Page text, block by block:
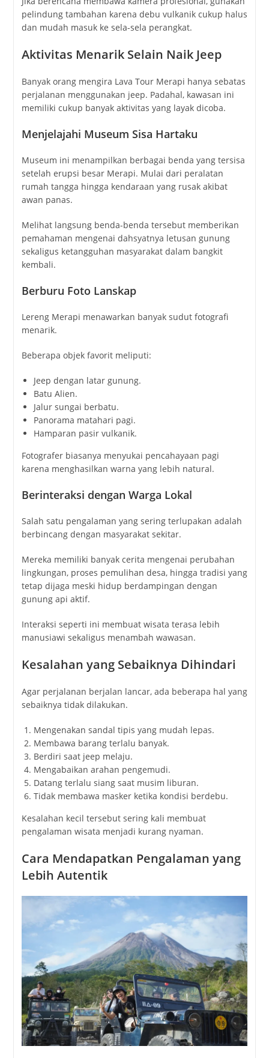
pelindung tambahan karena debu vulkanik cukup halus
dan mudah masuk ke sela-sela perangkat.
Aktivitas Menarik Selain Naik Jeep
Banyak orang mengira Lava Tour Merapi hanya sebatas
perjalanan menggunakan jeep. Padahal, kawasan ini
memiliki cukup banyak aktivitas yang layak dicoba.
Menjelajahi Museum Sisa Hartaku
Museum ini menampilkan berbagai benda yang tersisa
setelah erupsi besar Merapi. Mulai dari peralatan
rumah tangga hingga kendaraan yang rusak akibat
awan panas.
Melihat langsung benda-benda tersebut memberikan
pemahaman mengenai dahsyatnya letusan gunung
sekaligus ketangguhan masyarakat dalam bangkit
kembali.
Berburu Foto Lanskap
Lereng Merapi menawarkan banyak sudut fotografi
menarik.
Beberapa objek favorit meliputi:
Jeep dengan latar gunung.
Batu Alien.
Jalur sungai berbatu.
Panorama matahari pagi.
Hamparan pasir vulkanik.
Fotografer biasanya menyukai pencahayaan pagi
karena menghasilkan warna yang lebih natural.
Berinteraksi dengan Warga Lokal
Salah satu pengalaman yang sering terlupakan adalah
berbincang dengan masyarakat sekitar.
Mereka memiliki banyak cerita mengenai perubahan
lingkungan, proses pemulihan desa, hingga tradisi yang
tetap dijaga meski hidup berdampingan dengan
gunung api aktif.
Interaksi seperti ini membuat wisata terasa lebih
manusiawi sekaligus menambah wawasan.
Kesalahan yang Sebaiknya Dihindari
Agar perjalanan berjalan lancar, ada beberapa hal yang
sebaiknya tidak dilakukan.
Mengenakan sandal tipis yang mudah lepas.
Membawa barang terlalu banyak.
Berdiri saat jeep melaju.
Mengabaikan arahan pengemudi.
Datang terlalu siang saat musim liburan.
Tidak membawa masker ketika kondisi berdebu.
Kesalahan kecil tersebut sering kali membuat
pengalaman wisata menjadi kurang nyaman.
Cara Mendapatkan Pengalaman yang
Lebih Autentik